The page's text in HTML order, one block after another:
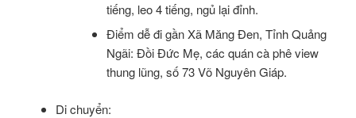
tiếng, leo 4 tiếng, ngủ lại đỉnh.
Điểm dễ đi gần Xã Măng Đen, Tỉnh Quảng
Ngãi: Đồi Đức Mẹ, các quán cà phê view
thung lũng, số 73 Võ Nguyên Giáp.
Di chuyển: